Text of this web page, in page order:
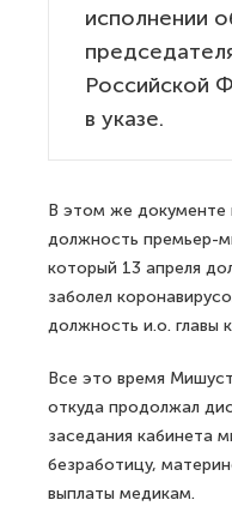
исполнении
Российской
в указе.
В этом же документе
должность премьер-
который 13 апреля
заболел
должность и.о. главы
Все это время
откуда продолжал
заседания кабинета
безработицу,
выплаты медикам.